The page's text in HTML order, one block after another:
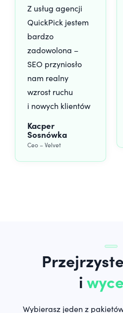
Z usług agencji
QuickPick jestem
bardzo
zadowolona –
SEO przyniosło
nam realny
wzrost ruchu
i nowych klientów
Kacper
Sosnówka
Ceo – Velvet
i
Wybierasz jeden z